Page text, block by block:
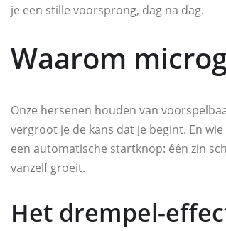
je een stille voorsprong, dag na dag.
Waarom
Onze hersenen houden van
vergroot je de kans dat je begint. En
een automatische startknop: één zin
vanzelf groeit.
Het drempel-